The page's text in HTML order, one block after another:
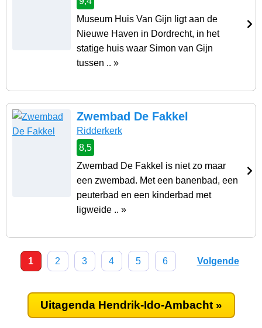
Museum Huis Van Gijn ligt aan de
Nieuwe Haven in Dordrecht, in het
statige huis waar Simon van Gijn
tussen .. »
Zwembad De Fakkel
Ridderkerk
8,5
Zwembad De Fakkel is niet zo maar
een zwembad. Met een banenbad, een
peuterbad en een kinderbad met
ligweide .. »
1 2 3 4 5 6 Volgende
Uitagenda Hendrik-Ido-Ambacht »